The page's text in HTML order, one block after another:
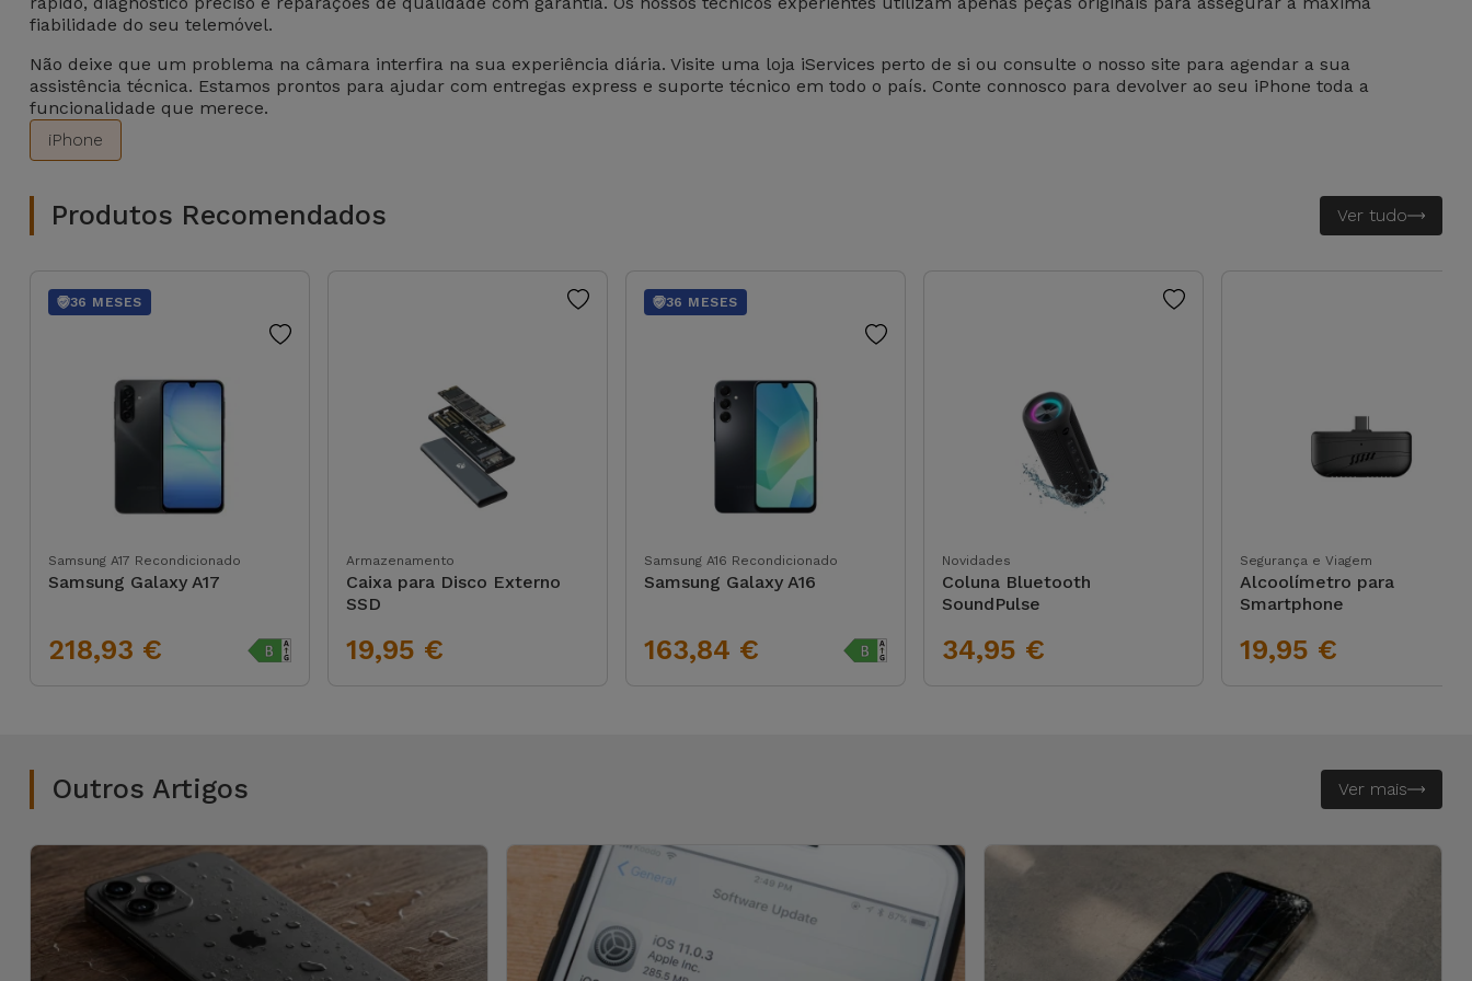
fiabilidade do seu telemóvel.
Não deixe que um problema na câmara interfira na sua experiência diária. Visite uma loja iServices perto de si ou consulte o nosso site para agendar a sua
assistência técnica. Estamos prontos para ajudar com entregas express e suporte técnico em todo o país. Conte connosco para devolver ao seu iPhone toda a
funcionalidade que merece.
iPhone
Produtos Recomendados Ver tudo
36 MESES
Samsung A17 Recondicionado
Samsung Galaxy A17
218,93 €
Armazenamento
Caixa para Disco Externo
SSD
19,95 €
36 MESES
Samsung A16 Recondicionado
Samsung Galaxy A16
163,84 €
Novidades
Coluna Bluetooth
SoundPulse
34,95 €
Segurança e Viagem
Alcoolímetro para
Smartphone
19,95 €
Outros Artigos Ver mais